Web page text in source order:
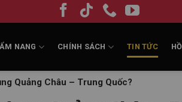
NANG CHÍNH SÁCH TIN TỨC
Quảng Châu – Trung Quốc?